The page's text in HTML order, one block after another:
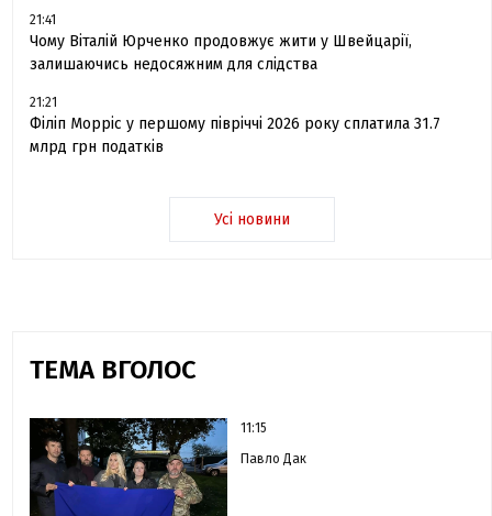
21:41
Чому Віталій Юрченко продовжує жити у Швейцарії,
залишаючись недосяжним для слідства
21:21
Філіп Морріс у першому півріччі 2026 року сплатила 31.7
млрд грн податків
Усі новини
ТЕМА ВГОЛОС
11:15
Павло Дак